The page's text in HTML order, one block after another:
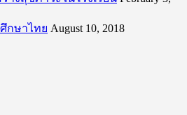
กษาไทย August 10, 2018